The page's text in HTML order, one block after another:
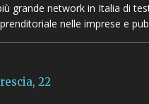
grande network in Italia di
nelle imprese e
22